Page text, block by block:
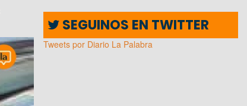
SEGUINOS EN TWITTER
Tweets por Diario La Palabra